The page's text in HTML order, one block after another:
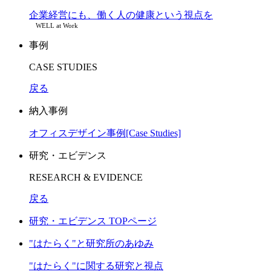
企業経営にも、働く人の健康という視点を
WELL at Work
事例
CASE STUDIES
戻る
納入事例
オフィスデザイン事例[Case Studies]
研究・エビデンス
RESEARCH & EVIDENCE
戻る
研究・エビデンス TOPページ
"はたらく"と研究所のあゆみ
"はたらく"に関する研究と視点